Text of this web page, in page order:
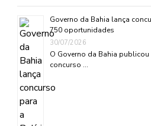
Governo da Bahia lança
750 oportunidades
30/07/2026
O Governo da Bahia
concurso …